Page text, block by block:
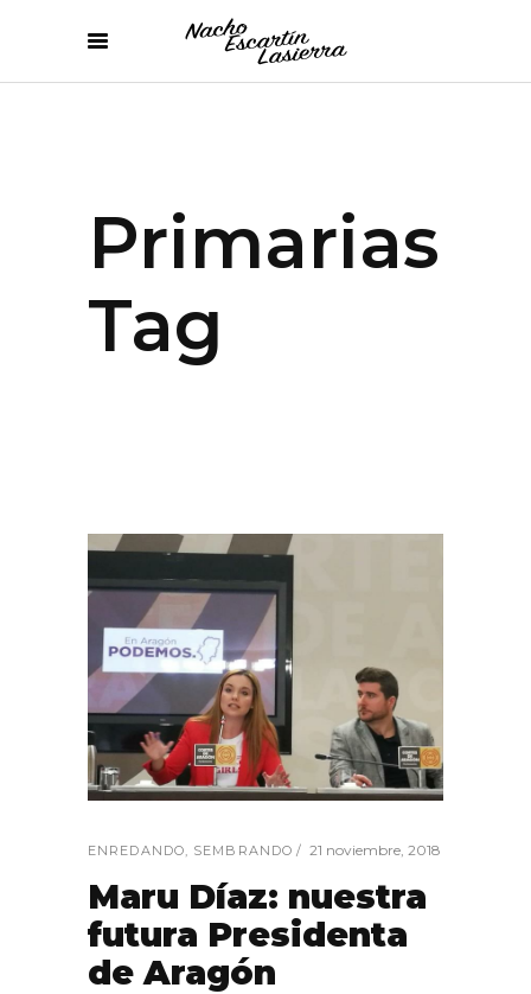
Primarias
Tag
ENREDANDO, SEMBRANDO 21 noviembre, 2018
Maru Díaz: nuestra
futura Presidenta
de Aragón